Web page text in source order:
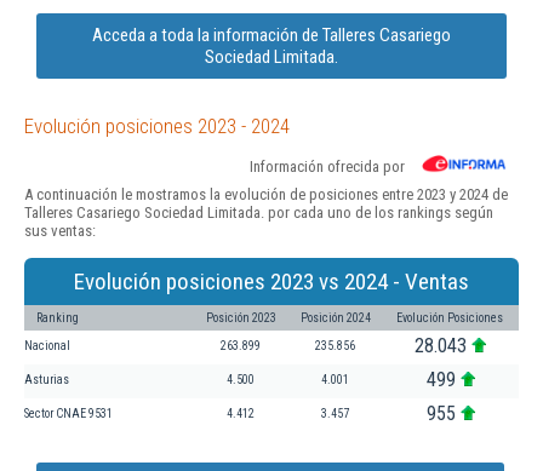
Acceda a toda la información de Talleres Casariego
Sociedad Limitada.
Evolución posiciones 2023 - 2024
Información ofrecida por
A continuación le mostramos la evolución de posiciones entre 2023 y 2024 de
Talleres Casariego Sociedad Limitada. por cada uno de los rankings según
sus ventas:
Evolución posiciones 2023 vs 2024 - Ventas
Ranking Posición 2023 Posición 2024 Evolución Posiciones
Nacional 263.899 235.856 28.043
Asturias 4.500 4.001 499
Sector CNAE 9531 4.412 3.457 955